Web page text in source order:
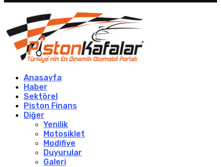
Anasayfa
Haber
Sektörel
Piston Finans
Diğer
Yenilik
Motosiklet
Modifiye
Duyurular
Galeri